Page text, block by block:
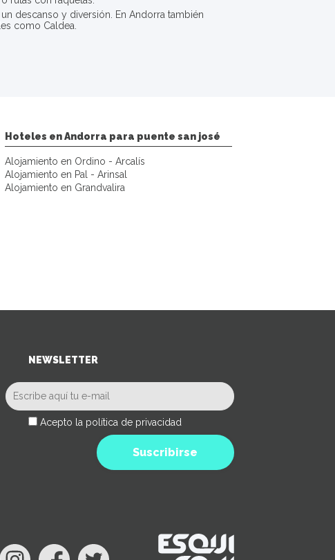
descanso y diversión. En Andorra también
como Caldea.
Hoteles en Andorra para puente san josé
Alojamiento en Ordino - Arcalís
Alojamiento en Pal - Arinsal
Alojamiento en Grandvalira
NEWSLETTER
Acepto la política de privacidad
Suscribirse